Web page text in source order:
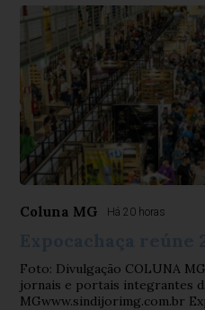
Coluna MG Há 20 horas
Foto: Divulgação COLUNA
jornais e portais integrantes
MGwww.sindijorimg.com.br